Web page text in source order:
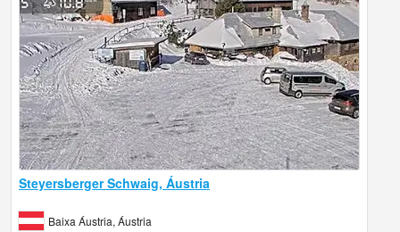
Steyersberger Schwaig, Áustria
Baixa Áustria, Áustria